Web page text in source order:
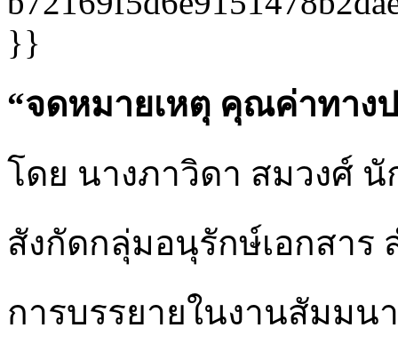
“จดหมายเหตุ คุณค่าทาง
โดย นางภาวิดา สมวงศ์
สังกัดกลุ่มอนุรักษ์เอกสาร
การบรรยายในงานสัมมน